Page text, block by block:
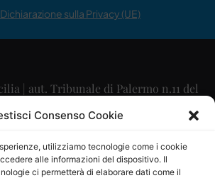
Consenso Cookie
utilizziamo tecnologie come i cookie
alle informazioni del dispositivo. Il
ci permetterà di elaborare dati come il
Dichiarazione sulla Privacy (UE)
| aut. Tribunale di Palermo n.11 del
29/09/2015
Maurizio Scaglione